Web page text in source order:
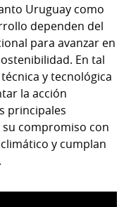
Uruguay como
dependen del
para avanzar en
En tal
y tecnológica
la acción
principales
compromiso con
y cumplan